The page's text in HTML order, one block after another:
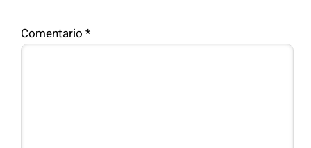
Comentario *